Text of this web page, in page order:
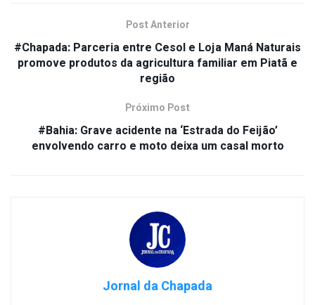
Post Anterior
#Chapada: Parceria entre Cesol e Loja Maná Naturais
promove produtos da agricultura familiar em Piatã e
região
Próximo Post
#Bahia: Grave acidente na ‘Estrada do Feijão’
envolvendo carro e moto deixa um casal morto
Jornal da Chapada